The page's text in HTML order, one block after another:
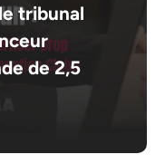
tribunal
de 2,5